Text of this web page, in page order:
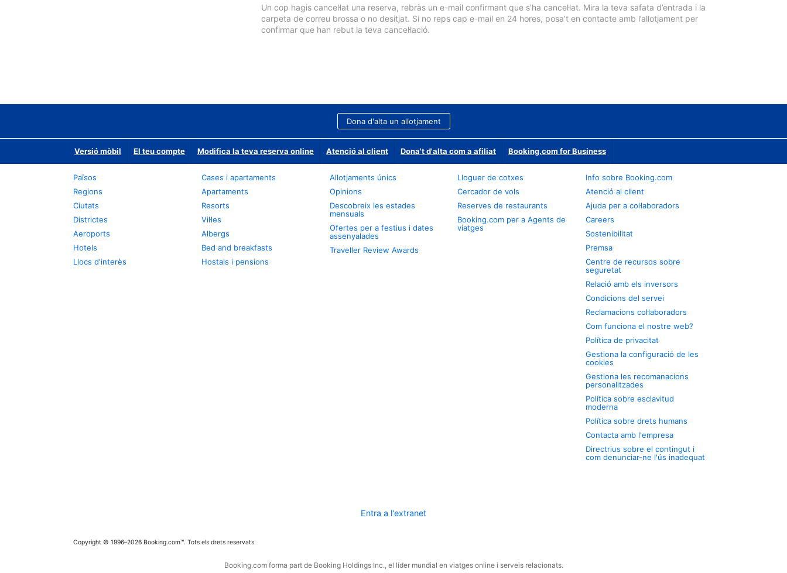
Un cop hagis cancel·lat una reserva, rebràs un e-mail confirmant que s’ha cancel·lat. Mira la teva safata d’entrada i la
carpeta de correu brossa o no desitjat. Si no reps cap e-mail en 24 hores, posa’t en contacte amb l’allotjament per
confirmar que han rebut la teva cancel·lació.
Dona d'alta un allotjament
Versió mòbil El teu compte Modifica la teva reserva online Atenció al client Dona't d'alta com a afiliat Booking.com for Business
Països
Regions
Ciutats
Districtes
Aeroports
Hotels
Llocs d'interès
Cases i apartaments
Apartaments
Resorts
Vil·les
Albergs
Bed and breakfasts
Hostals i pensions
Allotjaments únics
Opinions
Descobreix les estades
mensuals
Ofertes per a festius i dates
assenyalades
Traveller Review Awards
Lloguer de cotxes
Cercador de vols
Reserves de restaurants
Booking.com per a Agents de
viatges
Info sobre Booking.com
Atenció al client
Ajuda per a col·laboradors
Careers
Sostenibilitat
Premsa
Centre de recursos sobre
seguretat
Relació amb els inversors
Condicions del servei
Reclamacions col·laboradors
Com funciona el nostre web?
Política de privacitat
Gestiona la configuració de les
cookies
Gestiona les recomanacions
personalitzades
Política sobre esclavitud
moderna
Política sobre drets humans
Contacta amb l'empresa
Directrius sobre el contingut i
com denunciar-ne l'ús inadequat
Entra a l'extranet
Copyright © 1996–2026 Booking.com™. Tots els drets reservats.
Booking.com forma part de Booking Holdings Inc., el líder mundial en viatges online i serveis relacionats.